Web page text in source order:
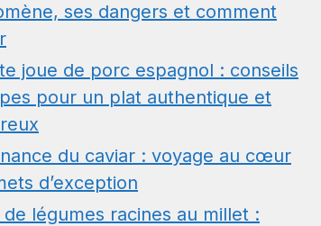
ses dangers et comment
joue de porc espagnol : conseils
pour un plat authentique et
du caviar : voyage au cœur
d’exception
de légumes racines au millet :